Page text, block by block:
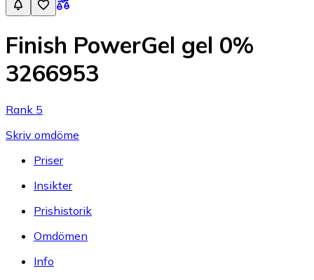
Finish PowerGel gel 0%
3266953
Rank 5
Skriv omdöme
Priser
Insikter
Prishistorik
Omdömen
Info